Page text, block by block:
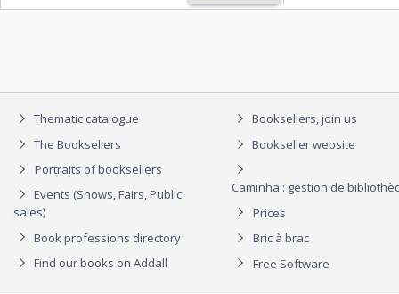
Thematic catalogue
The Booksellers
Portraits of booksellers
Events (Shows, Fairs, Public
sales)
Book professions directory
Find our books on Addall
Booksellers, join us
Bookseller website
Caminha : gestion de
Prices
Bric à brac
Free Software